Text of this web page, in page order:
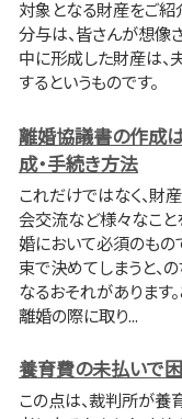
対象となる財産をご
分与は、皆さんが想像
中に形成した財産は、
するというものです。
離婚協議書の作成
成・手続き方法
これだけではなく、財
会交流など様々なこと
婚において必須のもの
束で決めてしまうと、
なるおそれがあります
離婚の際に取り...
養育費の未払いで
この点は、裁判所が養